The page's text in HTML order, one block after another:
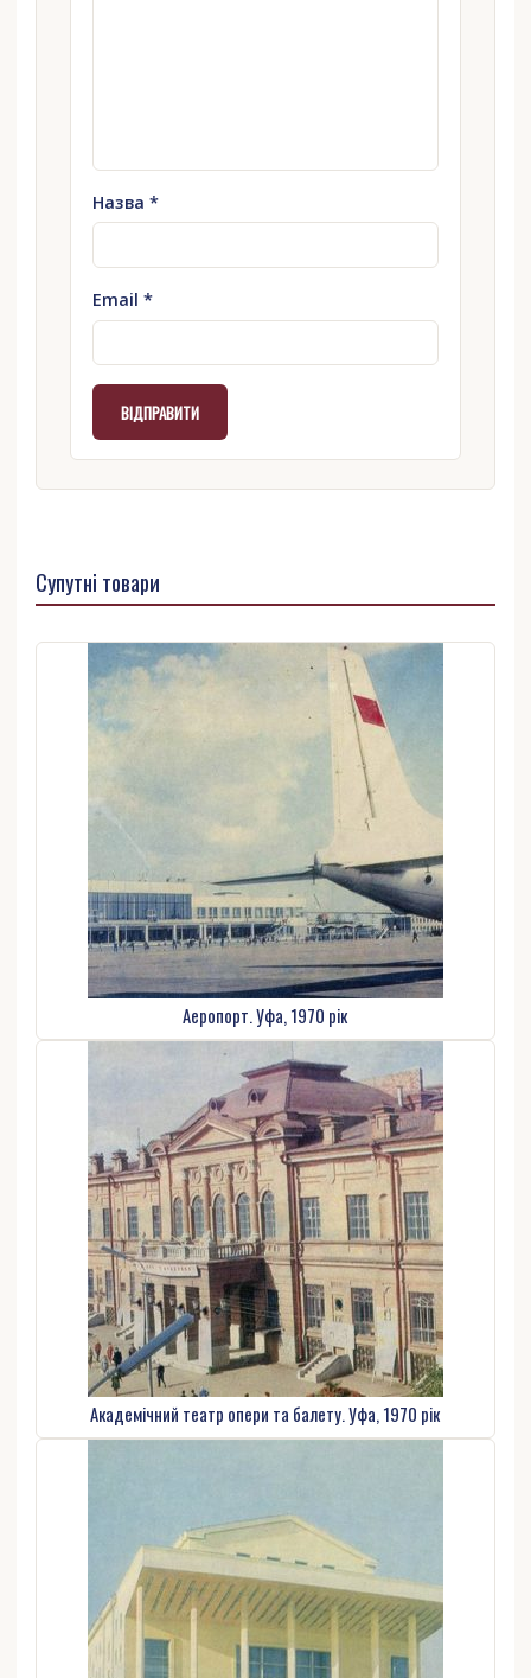
Назва *
Email *
Супутні товари
Аеропорт. Уфа, 1970 рік
Академічний театр опери та балету. Уфа, 1970 рік